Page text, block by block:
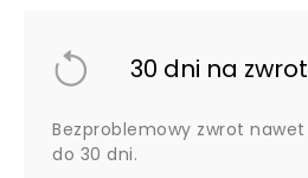
30 dni na zwrot
Bezproblemowy zwrot nawet
do 30 dni.